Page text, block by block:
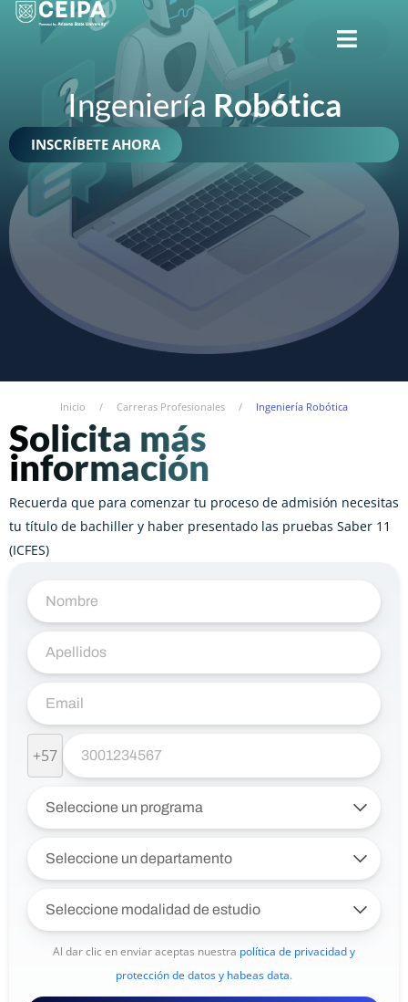
Ingeniería Robótica
INSCRÍBETE AHORA
Inicio / Carreras Profesionales / Ingeniería Robótica
Solicita más
información
Recuerda que para comenzar tu proceso de admisión necesitas
tu título de bachiller y haber presentado las pruebas Saber 11
(ICFES)
+57
Al dar clic en enviar aceptas nuestra política de privacidad y
protección de datos y habeas data.